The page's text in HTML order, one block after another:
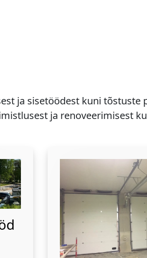
ja sisetöödest kuni
ja renoveerimisest